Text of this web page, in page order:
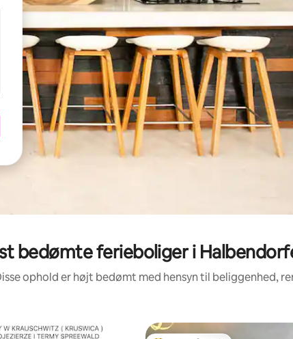
bedømte ferieboliger i
ophold er højt bedømt med hensyn til beliggenhed,